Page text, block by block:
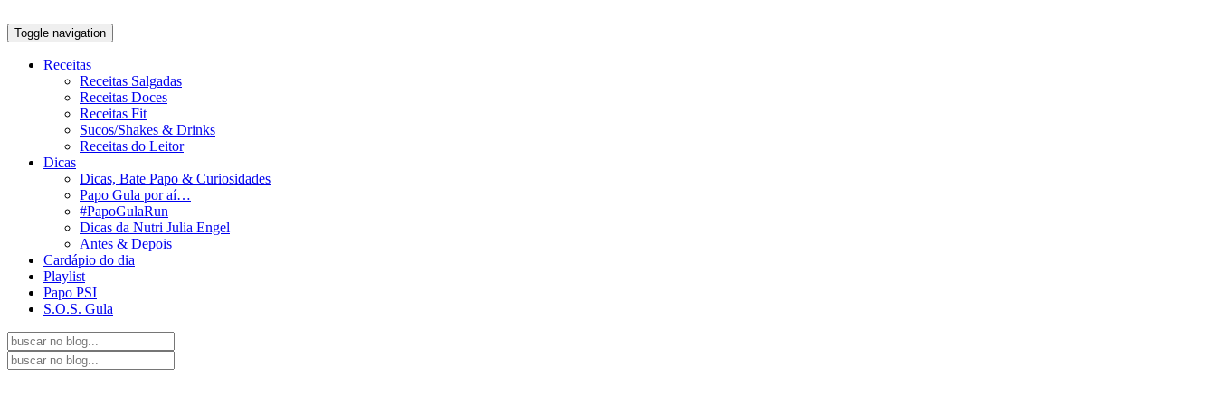
Toggle navigation
Receitas
Receitas Salgadas
Receitas Doces
Receitas Fit
Sucos/Shakes & Drinks
Receitas do Leitor
Dicas
Dicas, Bate Papo & Curiosidades
Papo Gula por aí…
#PapoGulaRun
Dicas da Nutri Julia Engel
Antes & Depois
Cardápio do dia
Playlist
Papo PSI
S.O.S. Gula